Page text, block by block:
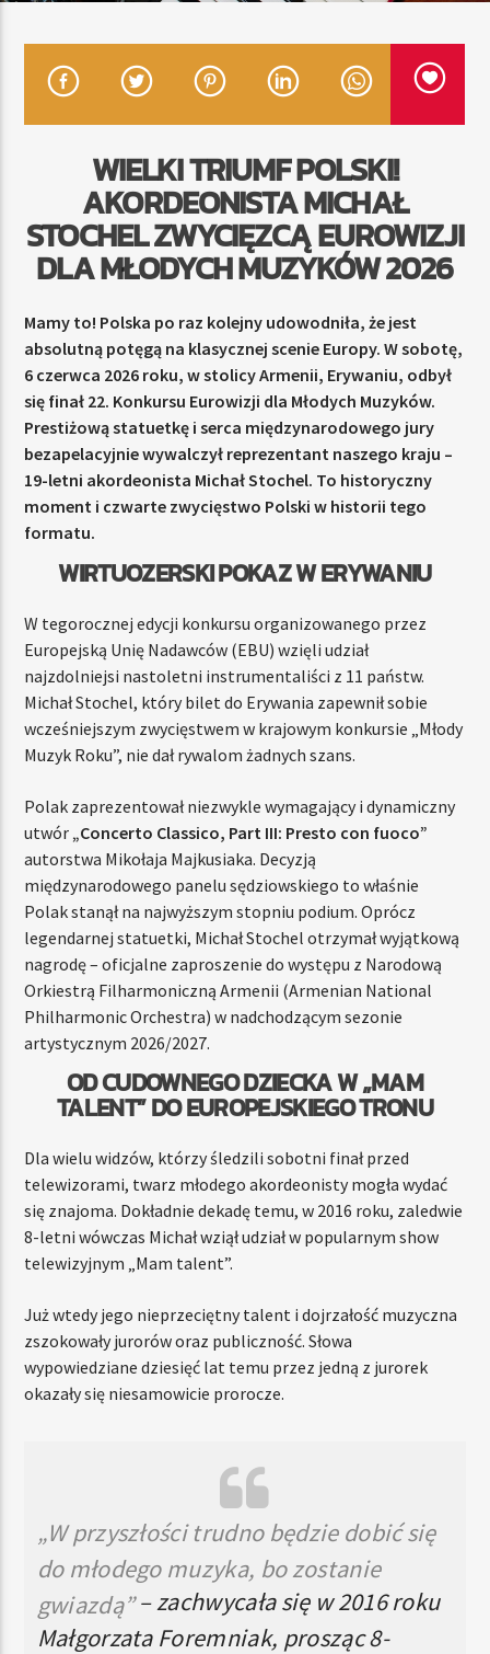
TERAZ
RADIO STREFA MUZY
Radio Strefa Muzy
WIELKI TRIUMF POLSKI!
AKORDEONISTA MICHAŁ
STOCHEL ZWYCIĘZCĄ EUROWIZJI
DLA MŁODYCH MUZYKÓW 2026
Mamy to! Polska po raz kolejny udowodniła, że jest
absolutną potęgą na klasycznej scenie Europy. W sobotę,
6 czerwca 2026 roku, w stolicy Armenii, Erywaniu, odbył
się finał 22. Konkursu Eurowizji dla Młodych Muzyków.
Prestiżową statuetkę i serca międzynarodowego jury
bezapelacyjnie wywalczył reprezentant naszego kraju –
19-letni akordeonista Michał Stochel. To historyczny
moment i czwarte zwycięstwo Polski w historii tego
formatu.
WIRTUOZERSKI POKAZ W ERYWANIU
W tegorocznej edycji konkursu organizowanego przez
Europejską Unię Nadawców (EBU) wzięli udział
najzdolniejsi nastoletni instrumentaliści z 11 państw.
Michał Stochel, który bilet do Erywania zapewnił sobie
wcześniejszym zwycięstwem w krajowym konkursie „Młody
Muzyk Roku”, nie dał rywalom żadnych szans.
Polak zaprezentował niezwykle wymagający i dynamiczny
utwór „Concerto Classico, Part III: Presto con fuoco”
autorstwa Mikołaja Majkusiaka. Decyzją
międzynarodowego panelu sędziowskiego to właśnie
Polak stanął na najwyższym stopniu podium. Oprócz
legendarnej statuetki, Michał Stochel otrzymał wyjątkową
nagrodę – oficjalne zaproszenie do występu z Narodową
Orkiestrą Filharmoniczną Armenii (Armenian National
Philharmonic Orchestra) w nadchodzącym sezonie
artystycznym 2026/2027.
OD CUDOWNEGO DZIECKA W „MAM
TALENT” DO EUROPEJSKIEGO TRONU
Dla wielu widzów, którzy śledzili sobotni finał przed
telewizorami, twarz młodego akordeonisty mogła wydać
się znajoma. Dokładnie dekadę temu, w 2016 roku, zaledwie
8-letni wówczas Michał wziął udział w popularnym show
telewizyjnym „Mam talent”.
Już wtedy jego nieprzeciętny talent i dojrzałość muzyczna
zszokowały jurorów oraz publiczność. Słowa
wypowiedziane dziesięć lat temu przez jedną z jurorek
okazały się niesamowicie prorocze.
„W przyszłości trudno będzie dobić się
do młodego muzyka, bo zostanie
gwiazdą”– zachwycała się w 2016 roku
Małgorzata Foremniak, prosząc 8-